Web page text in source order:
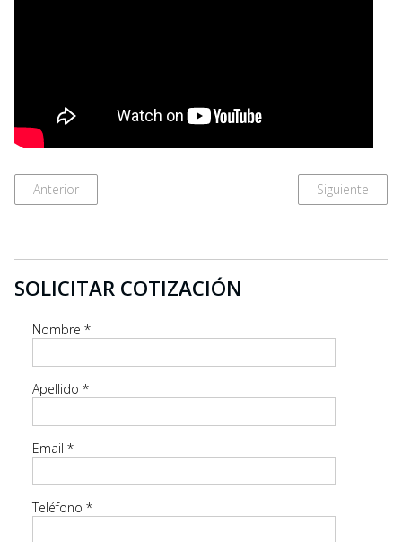
Anterior Siguiente
SOLICITAR COTIZACIÓN
Nombre *
Apellido *
Email *
Teléfono *